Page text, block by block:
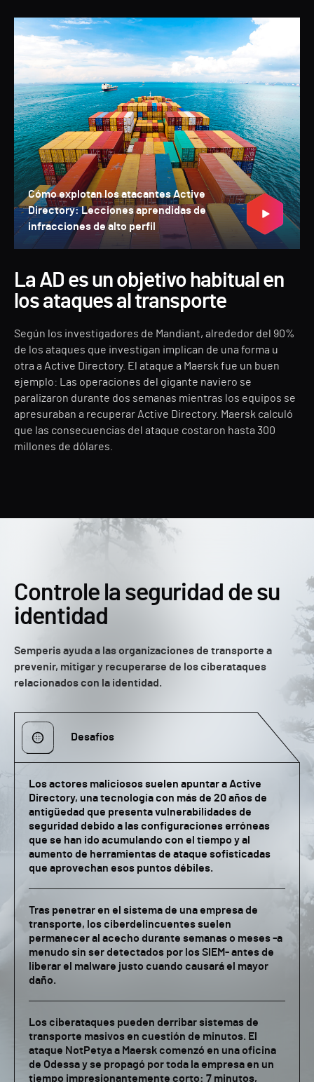
Cómo explotan los atacantes Active
Directory: Lecciones aprendidas de
infracciones de alto perfil
La AD es un objetivo habitual en
los ataques al transporte
Según los investigadores de Mandiant, alrededor del 90%
de los ataques que investigan implican de una forma u
otra a Active Directory. El ataque a Maersk fue un buen
ejemplo: Las operaciones del gigante naviero se
paralizaron durante dos semanas mientras los equipos se
apresuraban a recuperar Active Directory. Maersk calculó
que las consecuencias del ataque costaron hasta 300
millones de dólares.
Controle la seguridad de su
identidad
Semperis ayuda a las organizaciones de transporte a
prevenir, mitigar y recuperarse de los ciberataques
relacionados con la identidad.
Desafíos
Los actores maliciosos suelen apuntar a Active
Directory, una tecnología con más de 20 años de
antigüedad que presenta vulnerabilidades de
seguridad debido a las configuraciones erróneas
que se han ido acumulando con el tiempo y al
aumento de herramientas de ataque sofisticadas
que aprovechan esos puntos débiles.
Tras penetrar en el sistema de una empresa de
transporte, los ciberdelincuentes suelen
permanecer al acecho durante semanas o meses -a
menudo sin ser detectados por los SIEM- antes de
liberar el malware justo cuando causará el mayor
daño.
Los ciberataques pueden derribar sistemas de
transporte masivos en cuestión de minutos. El
ataque NotPetya a Maersk comenzó en una oficina
de Odessa y se propagó por toda la empresa en un
tiempo impresionantemente corto: 7 minutos,